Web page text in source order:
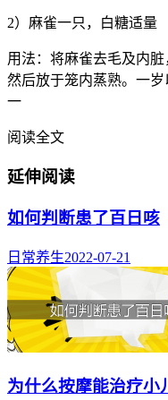
2）麻雀一只，白糖适量
用法：将麻雀去毛及内脏
然后放于笼内蒸熟。一
一
阅读全文
延伸阅读
如何判断患了百日咳
日常养生2022-07-21
为什么按摩能治疗小